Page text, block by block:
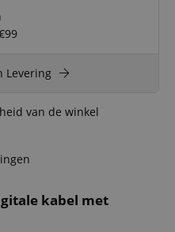
kabel met
Levering
van de winkel